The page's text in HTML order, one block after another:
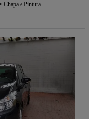
Chapa e Pintura